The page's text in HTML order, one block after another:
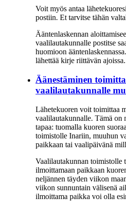
Voit myös antaa
postiin. Et tarvitse tähän
Ääntenlaskennan
vaalilautakunnalle postitse
huomioon
lähettää kirje riittävän ajoissa.
Äänestäminen
vaalilautakunnalle
Lähetekuoren voit toimittaa
vaalilautakunnalle. Tämä on
tapaa: tuomalla kuoren
toimistolle Inariin, muuhun
paikkaan tai vaalipäivänä
Vaalilautakunnan toimistolle
ilmoittamaan paikkaan
neljännen täyden viikon
viikon sunnuntain välisenä
ilmoittama paikka voi olla